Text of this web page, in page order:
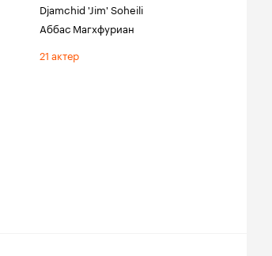
Djamchid 'Jim' Soheili
Аббас Магхфуриан
21 актер